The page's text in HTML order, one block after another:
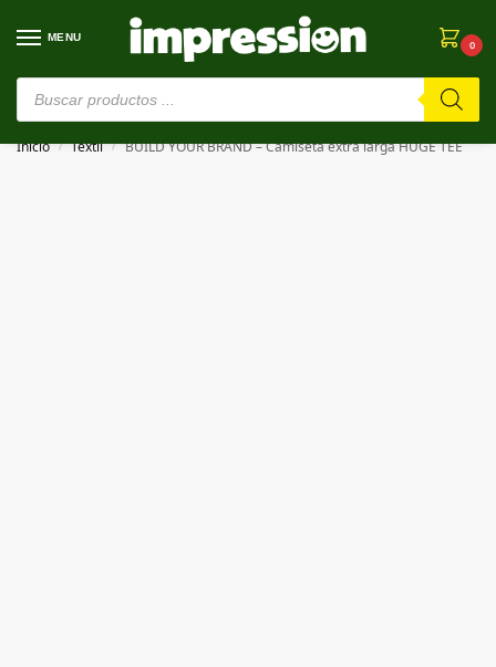
MENU
0
⚠️ Estamos en pruebas. Si algo falla, ¡Perdón!⚠️
Inicio / Textil / BUILD YOUR BRAND – Camiseta extra larga HUGE TEE